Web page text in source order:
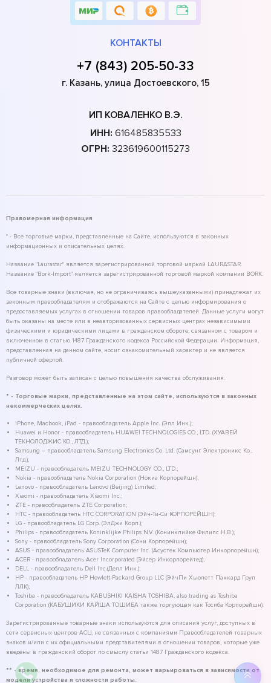
КОНТАКТЫ
+7 (843) 205-50-33
г. Казань, улица Достоевского, 15
ИП КОВАЛЕНКО В.Э.
ИНН: 616485835533
ОГРН: 323619600115273
Правомерная информация
* - Все торговые марки, представленные на Сайте, используются в законных
информационных и описательных целях.
Название "Laurastar" является зарегистрированной торговой маркой LAURASTAR.
Название "Bork-Import" является зарегистрированной торговой маркой компании BORK.
Все товарные знаки (включая, но не ограничиваясь вышеуказанными) принадлежат их
законным правообладателям и отображаются на Сайте с целью информирования о
предоставляемых услугах в отношении товаров правообладателей. Данные услуги могут
быть оказаны на месте или в неавторизованных сервисных центрах независимыми
физическими и юридическими лицами в гражданском обороте, связанном с товаром и
включенном в статью 1487 Гражданского кодекса Российской Федерации. Информация,
представленная на данном сайте, носит ознакомительный характер и не является
публичной офертой.
Разговор может быть записан с целью повышения качества обслуживания.
* - Торговые марки, представленные на этом сайте, используются в законных
некоммерческих целях.
iPhone, Macbook, iPad - правообладатель Apple Inc. (Эпл Инк.);
Huawei и Honor - правообладатель HUAWEI TECHNOLOGIES CO., LTD. (ХУАВЕЙ
ТЕКНОЛОДЖИС КО., ЛТД.);
Samsung – правообладатель Samsung Electronics Co. Ltd. (Самсунг Электроникс Ко.,
Лтд.);
MEIZU - правообладатель MEIZU TECHNOLOGY CO., LTD.;
Nokia - правообладатель Nokia Corporation (Нокиа Корпорейшн);
Lenovo - правообладатель Lenovo (Beijing) Limited;
Xiaomi - правообладатель Xiaomi Inc.;
ZTE - правообладатель ZTE Corporation;
HTC - правообладатель HTC CORPORATION (Эйч-Ти-Си КОРПОРЕЙШН);
LG - правообладатель LG Corp. (ЭлДжи Корп.);
Philips - правообладатель Koninklijke Philips N.V. (Конинклийке Филипс Н.В.);
Sony - правообладатель Sony Corporation (Сони Корпорейшн);
ASUS - правообладатель ASUSTeK Computer Inc. (Асустек Компьютер Инкорпорейшн);
ACER - правообладатель Acer Incorporated (Эйсер Инкорпорейтед);
DELL - правообладатель Dell Inc.(Делл Инк.);
HP - правообладатель HP Hewlett-Packard Group LLC (ЭйчПи Хьюлетт Паккард Груп
ЛЛК);
Toshiba - правообладатель KABUSHIKI KAISHA TOSHIBA, also trading as Toshiba
Corporation (КАБУШИКИ КАЙША ТОШИБА также торгующая как Тосиба Корпорейшн).
Зарегистрированные товарные знаки используются для описания услуг, доступных в
сети сервисных центров АСЦ, не связанных с компаниями Правообладателей товарных
знаков и/или с их официальными представителями в отношении товаров, которые уже
введены в гражданский оборот по смыслу статьи 1487 Гражданского кодекса.
** - время, необходимое для ремонта, может варьироваться в зависимости от
модели устройства и сложности работы.